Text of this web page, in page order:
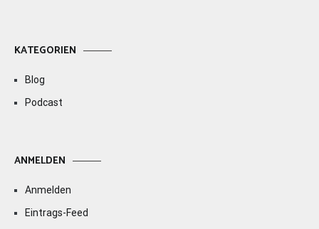
KATEGORIEN
Blog
Podcast
ANMELDEN
Anmelden
Eintrags-Feed